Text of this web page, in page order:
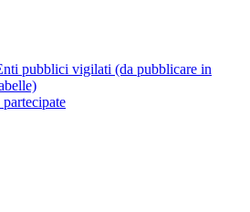
pubblici vigilati (da pubblicare in
partecipate